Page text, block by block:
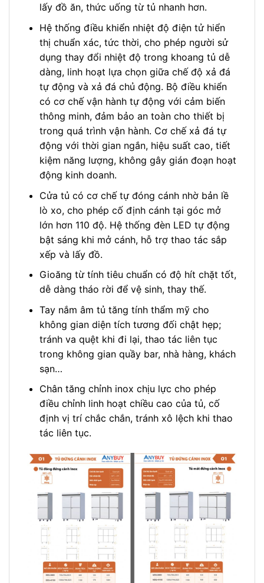
lấy đồ ăn, thức uống từ tủ nhanh hơn.
Hệ thống điều khiển nhiệt độ điện tử hiển
thị chuẩn xác, tức thời, cho phép người sử
dụng thay đổi nhiệt độ trong khoang tủ dễ
dàng, linh hoạt lựa chọn giữa chế độ xả đá
tự động và xả đá chủ động. Bộ điều khiển
có cơ chế vận hành tự động với cảm biến
thông minh, đảm bảo an toàn cho thiết bị
trong quá trình vận hành. Cơ chế xả đá tự
động với thời gian ngắn, hiệu suất cao, tiết
kiệm năng lượng, không gây gián đoạn hoạt
động kinh doanh.
Cửa tủ có cơ chế tự đóng cánh nhờ bản lề
lò xo, cho phép cố định cánh tại góc mở
lớn hơn 110 độ. Hệ thống đèn LED tự động
bật sáng khi mở cánh, hỗ trợ thao tác sắp
xếp và lấy đồ.
Gioăng từ tính tiêu chuẩn có độ hít chặt tốt,
dễ dàng tháo rời để vệ sinh, thay thế.
Tay nắm âm tủ tăng tính thẩm mỹ cho
không gian diện tích tương đối chật hẹp;
tránh va quệt khi đi lại, thao tác liên tục
trong không gian quầy bar, nhà hàng, khách
sạn…
Chân tăng chỉnh inox chịu lực cho phép
điều chỉnh linh hoạt chiều cao của tủ, cố
định vị trí chắc chắn, tránh xô lệch khi thao
tác liên tục.